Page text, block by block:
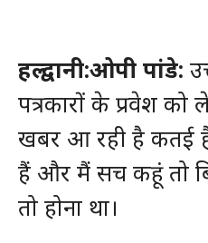
हल्द्वानी:ओपी पांडे:
पत्रकारों के प्रवेश
खबर आ रही है कतई
हैं और मैं सच कहूं तो
तो होना था।